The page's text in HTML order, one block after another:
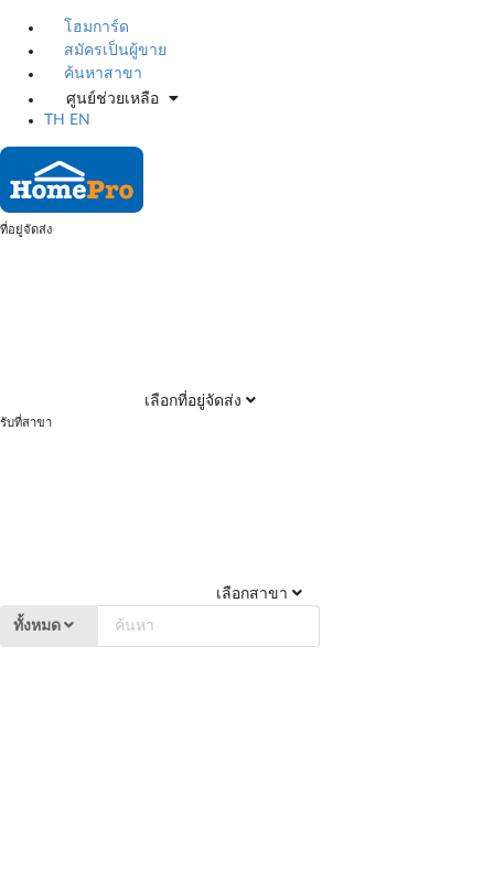
โฮมการ์ด
สมัครเป็นผู้ขาย
ค้นหาสาขา
ศูนย์ช่วยเหลือ
TH
EN
ที่อยู่จัดส่ง
เลือกที่อยู่จัดส่ง
รับที่สาขา
เลือกสาขา
ทั้งหมด